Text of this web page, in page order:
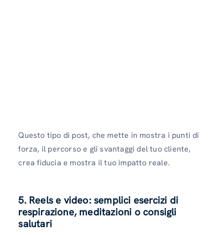
Questo tipo di post, che mette in mostra i punti di
forza, il percorso e gli svantaggi del tuo cliente,
crea fiducia e mostra il tuo impatto reale.
5. Reels e video: semplici esercizi di
respirazione, meditazioni o consigli
salutari